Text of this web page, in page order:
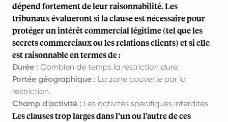
dépend fortement de leur raisonnabilité. Les
tribunaux évalueront si la clause est nécessaire pour
protéger un intérêt commercial légitime (tel que les
secrets commerciaux ou les relations clients) et si elle
est raisonnable en termes de :
Durée : Combien de temps la restriction dure.
Portée géographique : La zone couverte par la
restriction.
Champ d'activité : Les activités spécifiques interdites.
Les clauses trop larges dans l’un ou l’autre de ces